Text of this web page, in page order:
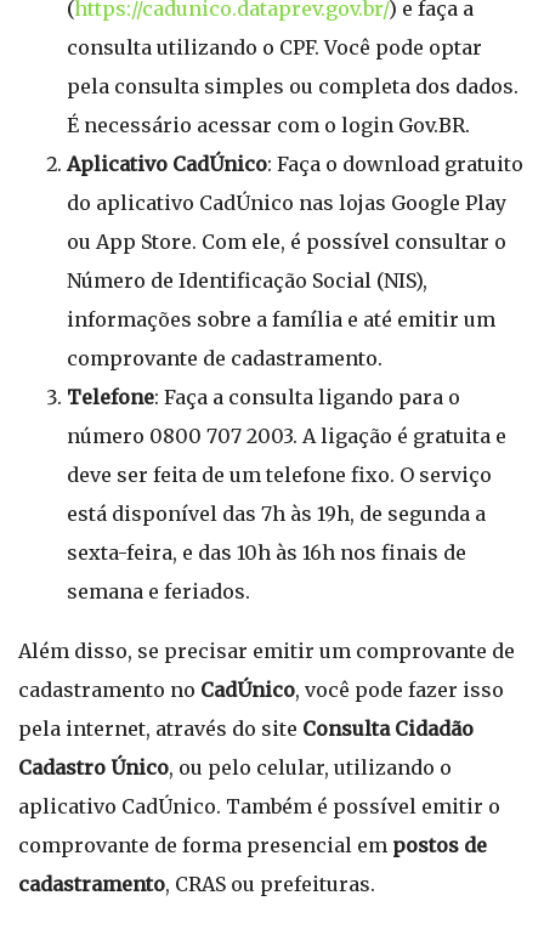
(https://cadunico.dataprev.gov.br/) e faça a
consulta utilizando o CPF. Você pode optar
pela consulta simples ou completa dos dados.
É necessário acessar com o login Gov.BR.
Aplicativo CadÚnico: Faça o download gratuito
do aplicativo CadÚnico nas lojas Google Play
ou App Store. Com ele, é possível consultar o
Número de Identificação Social (NIS),
informações sobre a família e até emitir um
comprovante de cadastramento.
Telefone: Faça a consulta ligando para o
número 0800 707 2003. A ligação é gratuita e
deve ser feita de um telefone fixo. O serviço
está disponível das 7h às 19h, de segunda a
sexta-feira, e das 10h às 16h nos finais de
semana e feriados.
Além disso, se precisar emitir um comprovante de
cadastramento no CadÚnico, você pode fazer isso
pela internet, através do site Consulta Cidadão
Cadastro Único, ou pelo celular, utilizando o
aplicativo CadÚnico. Também é possível emitir o
comprovante de forma presencial em postos de
cadastramento, CRAS ou prefeituras.